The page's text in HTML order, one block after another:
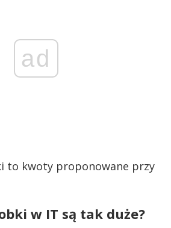
ad
to kwoty proponowane przy
w IT są tak duże?